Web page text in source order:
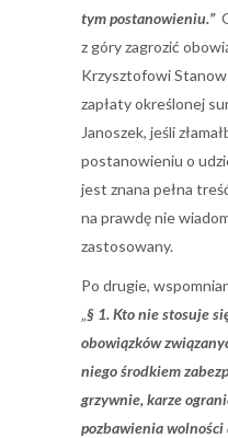
tym postanowieniu.”
z góry zagrozić
Krzysztofowi
zapłaty określonej
Janoszek, jeśli
postanowieniu o
jest znana pełna
na prawdę nie
zastosowany.
Po drugie,
„§ 1. Kto nie stosuje
obowiązków
niego środkiem
grzywnie, karze
pozbawienia wolności